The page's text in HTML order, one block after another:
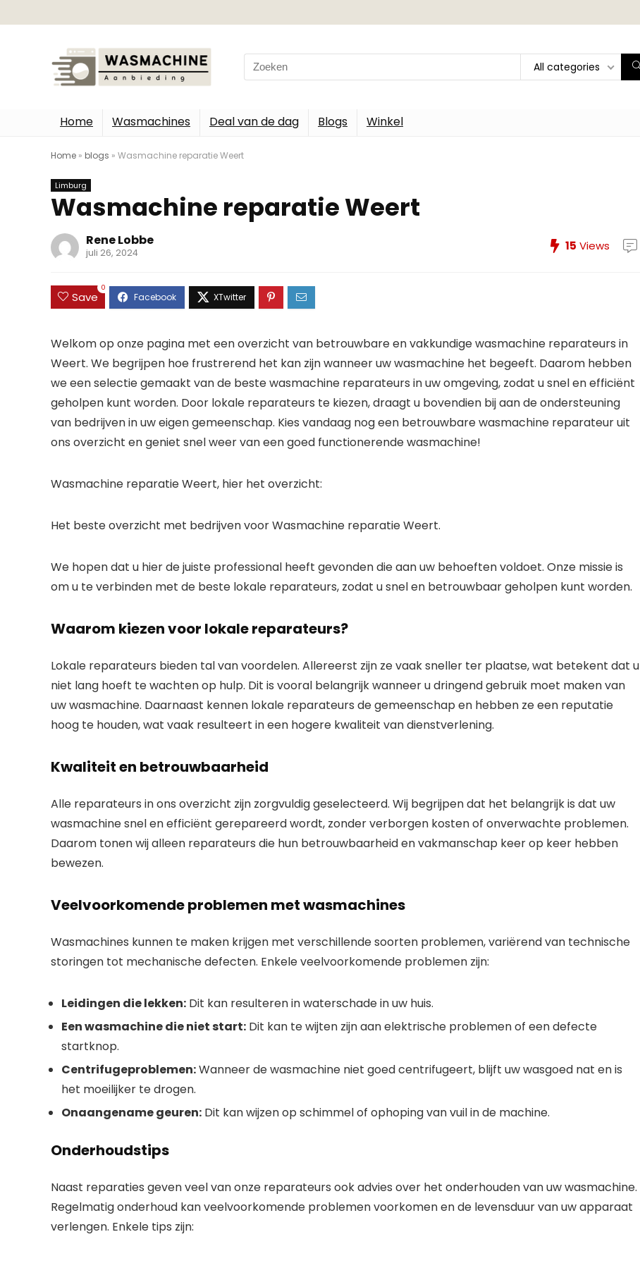
Search
for:
All categories
Home Wasmachines Deal van de dag Blogs Winkel
Home » blogs » Wasmachine reparatie Weert
Limburg
Wasmachine reparatie Weert
Rene Lobbe
juli 26, 2024 15 Views
Save
0
Welkom op onze pagina met een overzicht van betrouwbare en vakkundige wasmachine reparateurs in
Weert. We begrijpen hoe frustrerend het kan zijn wanneer uw wasmachine het begeeft. Daarom hebben
we een selectie gemaakt van de beste wasmachine reparateurs in uw omgeving, zodat u snel en efficiënt
geholpen kunt worden. Door lokale reparateurs te kiezen, draagt u bovendien bij aan de ondersteuning
van bedrijven in uw eigen gemeenschap. Kies vandaag nog een betrouwbare wasmachine reparateur uit
ons overzicht en geniet snel weer van een goed functionerende wasmachine!
Wasmachine reparatie Weert, hier het overzicht:
Het beste overzicht met bedrijven voor Wasmachine reparatie Weert.
We hopen dat u hier de juiste professional heeft gevonden die aan uw behoeften voldoet. Onze missie is
om u te verbinden met de beste lokale reparateurs, zodat u snel en betrouwbaar geholpen kunt worden.
Waarom kiezen voor lokale reparateurs?
Lokale reparateurs bieden tal van voordelen. Allereerst zijn ze vaak sneller ter plaatse, wat betekent dat u
niet lang hoeft te wachten op hulp. Dit is vooral belangrijk wanneer u dringend gebruik moet maken van
uw wasmachine. Daarnaast kennen lokale reparateurs de gemeenschap en hebben ze een reputatie
hoog te houden, wat vaak resulteert in een hogere kwaliteit van dienstverlening.
Kwaliteit en betrouwbaarheid
Alle reparateurs in ons overzicht zijn zorgvuldig geselecteerd. Wij begrijpen dat het belangrijk is dat uw
wasmachine snel en efficiënt gerepareerd wordt, zonder verborgen kosten of onverwachte problemen.
Daarom tonen wij alleen reparateurs die hun betrouwbaarheid en vakmanschap keer op keer hebben
bewezen.
Veelvoorkomende problemen met wasmachines
Wasmachines kunnen te maken krijgen met verschillende soorten problemen, variërend van technische
storingen tot mechanische defecten. Enkele veelvoorkomende problemen zijn:
Leidingen die lekken: Dit kan resulteren in waterschade in uw huis.
Een wasmachine die niet start: Dit kan te wijten zijn aan elektrische problemen of een defecte
startknop.
Centrifugeproblemen:Wanneer de wasmachine niet goed centrifugeert, blijft uw wasgoed nat en is
het moeilijker te drogen.
Onaangename geuren: Dit kan wijzen op schimmel of ophoping van vuil in de machine.
Onderhoudstips
Naast reparaties geven veel van onze reparateurs ook advies over het onderhouden van uw wasmachine.
Regelmatig onderhoud kan veelvoorkomende problemen voorkomen en de levensduur van uw apparaat
verlengen. Enkele tips zijn: